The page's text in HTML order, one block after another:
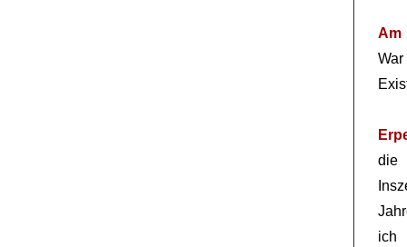
Am
die
ich